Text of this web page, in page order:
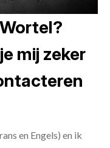
mij zeker
en Engels) en ik